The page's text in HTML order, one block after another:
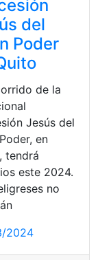
,será
del
Poder
de la
Jesús del
en
tendrá
este 2024.
no
2024